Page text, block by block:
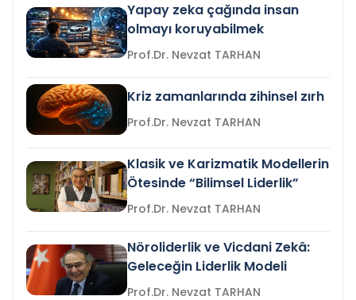
Yapay zeka çağında insan
olmayı koruyabilmek
Prof.Dr. Nevzat TARHAN
Kriz zamanlarında zihinsel zırh
Prof.Dr. Nevzat TARHAN
Klasik ve Karizmatik Modellerin
Ötesinde “Bilimsel Liderlik”
Prof.Dr. Nevzat TARHAN
Nöroliderlik ve Vicdani Zekâ:
Geleceğin Liderlik Modeli
Prof.Dr. Nevzat TARHAN